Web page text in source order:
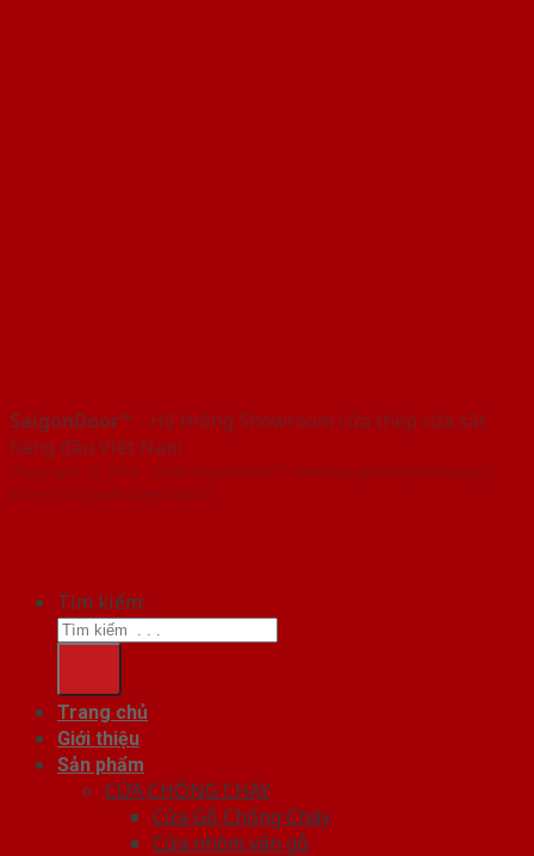
SaigonDoor™ - Hệ thống Showroom cửa thép cửa sắt
hàng đầu Việt Nam
Copyright ⓒ 2016 – 2026 SaigonDoor™ - www.cuagocomposite.org |
Đơn vị chủ quản SaigonDoor
Tìm kiếm:
Trang chủ
Giới thiệu
Sản phẩm
CỬA CHỐNG CHÁY
Cửa Gỗ Chống Cháy
Cửa nhôm vân gỗ